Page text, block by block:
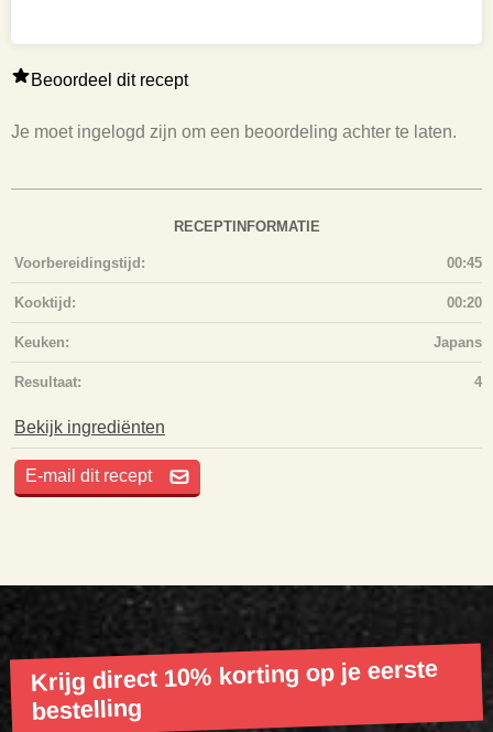
Beoordeel dit recept
Je moet ingelogd zijn om een beoordeling achter te laten.
RECEPTINFORMATIE
Voorbereidingstijd: 00:45
Kooktijd: 00:20
Keuken: Japans
Resultaat: 4
Bekijk ingrediënten
E-mail dit recept
Krijg direct 10% korting op je eerste
bestelling